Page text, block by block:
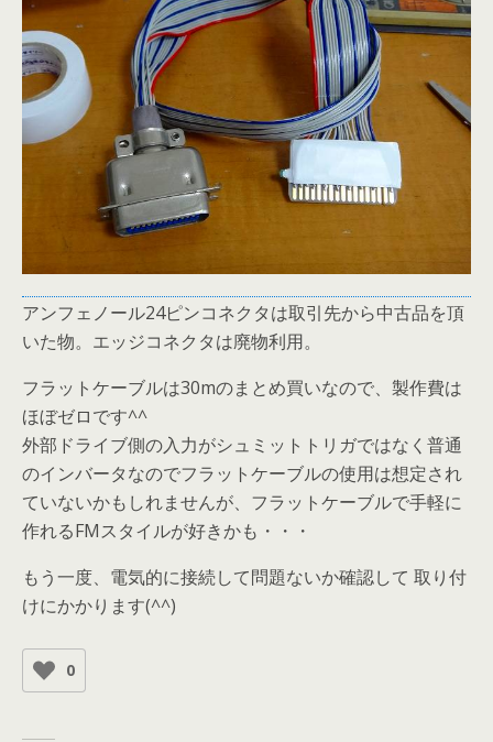
アンフェノール24ピンコネクタは取引先から中古品を頂
いた物。エッジコネクタは廃物利用。
フラットケーブルは30mのまとめ買いなので、製作費は
ほぼゼロです^^
外部ドライブ側の入力がシュミットトリガではなく普通
のインバータなのでフラットケーブルの使用は想定され
ていないかもしれませんが、フラットケーブルで手軽に
作れるFMスタイルが好きかも・・・
もう一度、電気的に接続して問題ないか確認して 取り付
けにかかります(^^)
0